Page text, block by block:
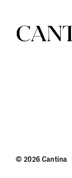
© 2026 Cantina